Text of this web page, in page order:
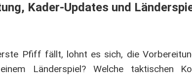
Kader-Updates und
Pfiff fällt, lohnt es sich, die
Länderspiel? Welche taktischen